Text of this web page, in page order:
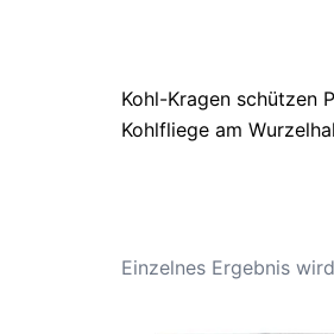
Kohl-Kragen schützen
Kohlfliege am
Einzelnes Ergebnis